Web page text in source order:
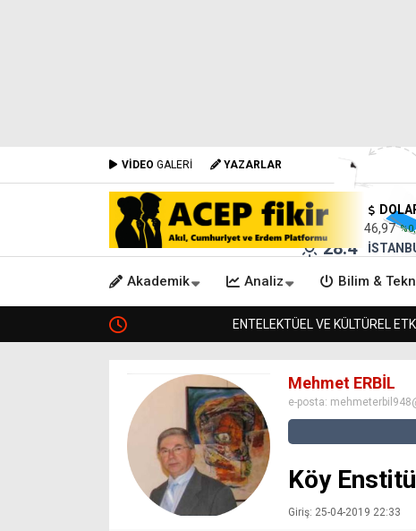
VİDEO GALERİ YAZARLAR
28.4°
46,97
Akademik Analiz Bilim &
ENTELEKTÜEL VE KÜLTÜREL ETKILEŞIM ALANI
Mehmet ERBİL
e-posta:
Köy
Giriş: 25-04-2019 22:33